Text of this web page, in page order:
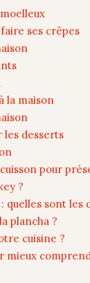
ses crêpes
la maison
les desserts
pour
?
quelles sont
plancha ?
cuisine ?
mieux